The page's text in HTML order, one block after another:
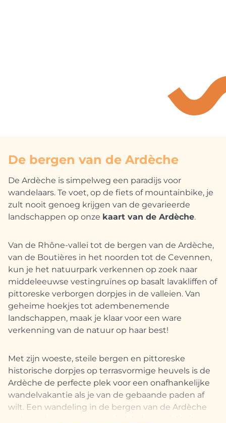
De bergen van de Ardèche
De Ardèche is simpelweg een paradijs voor
wandelaars. Te voet, op de fiets of mountainbike, je
zult nooit genoeg krijgen van de gevarieerde
landschappen op onze kaart van de Ardèche.
Van de Rhône-vallei tot de bergen van de Ardèche,
van de Boutières in het noorden tot de Cevennen,
kun je het natuurpark verkennen op zoek naar
middeleeuwse vestingruïnes op basalt lavakliffen of
pittoreske verborgen dorpjes in de valleien. Van
geheime hoekjes tot adembenemende
landschappen, maak je klaar voor een ware
verkenning van de natuur op haar best!
Met zijn woeste, steile bergen en pittoreske
historische dorpjes op terrasvormige heuvels is de
Ardèche de perfecte plek voor een onafhankelijke
wandelvakantie als je van de gebaande paden af
wilt. Een wandeling in de bergen van de Ardèche